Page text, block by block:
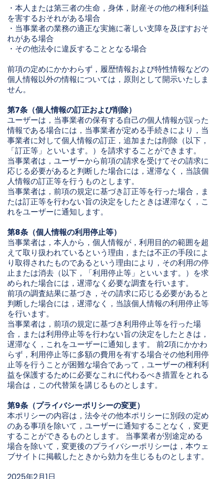
・本人または第三者の生命，身体，財産その他の権利利益
を害するおそれがある場合
・当事業者の業務の適正な実施に著しい支障を及ぼすおそ
れがある場合
・その他法令に違反することとなる場合
前項の定めにかかわらず，履歴情報および特性情報などの
個人情報以外の情報については，原則として開示いたしま
せん。
第7条（個人情報の訂正および削除）
ユーザーは，当事業者の保有する自己の個人情報が誤った
情報である場合には，当事業者が定める手続きにより，当
事業者に対して個人情報の訂正，追加または削除（以下，
「訂正等」といいます。）を請求することができます。
当事業者は，ユーザーから前項の請求を受けてその請求に
応じる必要があると判断した場合には，遅滞なく，当該個
人情報の訂正等を行うものとします。
当事業者は，前項の規定に基づき訂正等を行った場合，ま
たは訂正等を行わない旨の決定をしたときは遅滞なく，こ
れをユーザーに通知します。
第8条（個人情報の利用停止等）
当事業者は，本人から，個人情報が，利用目的の範囲を超
えて取り扱われているという理由，または不正の手段によ
り取得されたものであるという理由により，その利用の停
止または消去（以下，「利用停止等」といいます。）を求
められた場合には，遅滞なく必要な調査を行います。
前項の調査結果に基づき，その請求に応じる必要があると
判断した場合には，遅滞なく，当該個人情報の利用停止等
を行います。
当事業者は，前項の規定に基づき利用停止等を行った場
合，または利用停止等を行わない旨の決定をしたときは，
遅滞なく，これをユーザーに通知します。 前2項にかかわ
らず，利用停止等に多額の費用を有する場合その他利用停
止等を行うことが困難な場合であって，ユーザーの権利利
益を保護するために必要なこれに代わるべき措置をとれる
場合は，この代替策を講じるものとします。
第9条（プライバシーポリシーの変更）
本ポリシーの内容は，法令その他本ポリシーに別段の定め
のある事項を除いて，ユーザーに通知することなく，変更
することができるものとします。 当事業者が別途定める
場合を除いて，変更後のプライバシーポリシーは，本ウェ
ブサイトに掲載したときから効力を生じるものとします。